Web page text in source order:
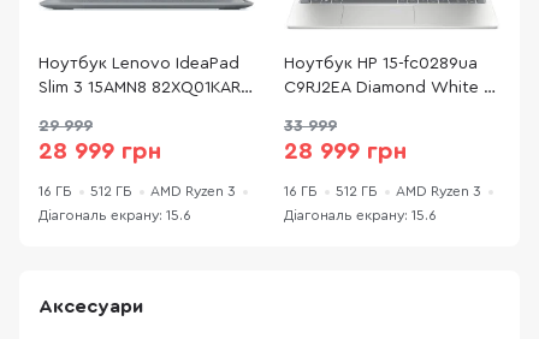
Ноутбук Lenovo IdeaPad
Slim 3 15AMN8 82XQ01KARA
Гц / AMD Ryzen 3 / 30 /
DDR5 16 ГБ / PCI-E SSD 512
ГБ / Radeon Graphics
29 999
28 999 грн
16 ГБ 512 ГБ
AMD Ryzen 3
Діагональ екрану: 15.6
Ноутбук HP 15-fc0289ua
C9RJ2EA Diamond White -
Ryzen 3 / 5425U / DDR4 16
ГБ / PCI-E SSD 512 ГБ /
Radeon Graphics
33 999
28 999 грн
16 ГБ 512 ГБ
AMD Ryzen 3
Діагональ екрану: 15.6
Аксесуари